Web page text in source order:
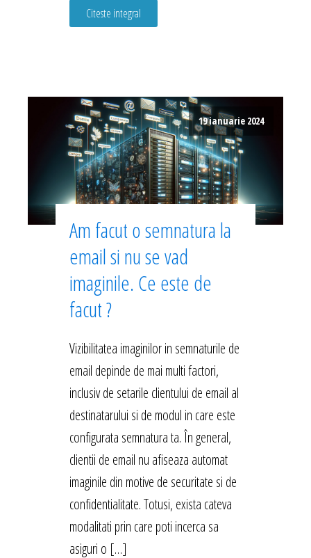
Citeste integral
19 ianuarie 2024
Am facut o semnatura la
email si nu se vad
imaginile. Ce este de
facut ?
Vizibilitatea imaginilor in semnaturile de
email depinde de mai multi factori,
inclusiv de setarile clientului de email al
destinatarului si de modul in care este
configurata semnatura ta. În general,
clientii de email nu afiseaza automat
imaginile din motive de securitate si de
confidentialitate. Totusi, exista cateva
modalitati prin care poti incerca sa
asiguri o […]